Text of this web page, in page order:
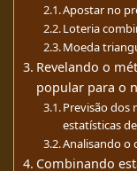
Apostar no
Loteria
Moeda
Revelando o
popular para o
Previsão dos
estatísticas
Analisando o
Combinando